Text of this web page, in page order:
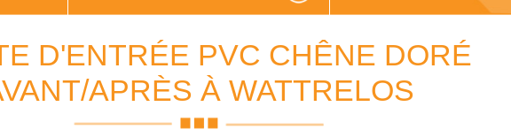
D'ENTRÉE PVC CHÊNE DORÉ
APRÈS À WATTRELOS